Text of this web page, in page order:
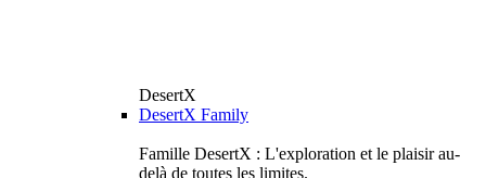
DesertX
DesertX Family
Famille DesertX : L'exploration et le plaisir au-
delà de toutes les limites.